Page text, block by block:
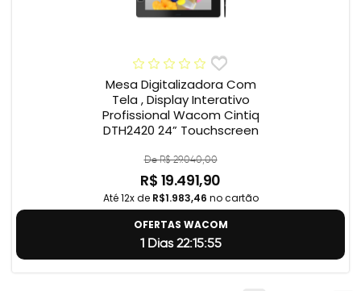
Mesa Digitalizadora Com
Tela , Display Interativo
Profissional Wacom Cintiq
DTH2420 24” Touchscreen
De R$ 29.040,00
R$ 19.491,90
Até 12x de R$1.983,46 no cartão
OFERTAS WACOM
1 Dias 22:15:55